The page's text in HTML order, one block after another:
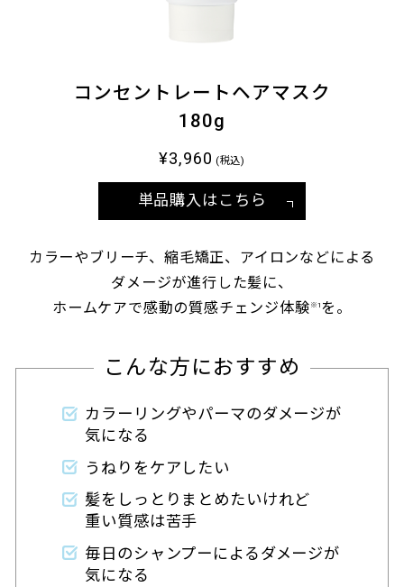
コンセントレートヘアマスク
180g
¥3,960 (税込)
単品購入はこちら
カラーやブリーチ、縮毛矯正、アイロンなどによる
ダメージが進行した髪に、
ホームケアで感動の質感チェンジ体験 ※1 を。
こんな方におすすめ
カラーリングやパーマのダメージが
気になる
うねりをケアしたい
髪をしっとりまとめたいけれど
重い質感は苦手
毎日のシャンプーによるダメージが
気になる